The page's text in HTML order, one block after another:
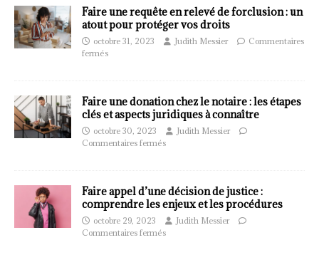
Faire une requête en relevé de forclusion : un
atout pour protéger vos droits
octobre 31, 2023 Judith Messier
Commentaires
fermés
Faire une donation chez le notaire : les étapes
clés et aspects juridiques à connaître
octobre 30, 2023
Judith Messier
Commentaires fermés
Faire appel d’une décision de justice :
comprendre les enjeux et les procédures
octobre 29, 2023
Judith Messier
Commentaires fermés